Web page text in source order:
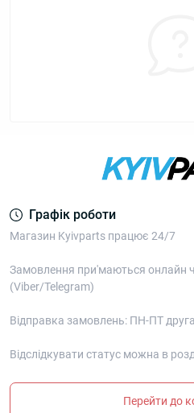
Графік роботи
Магазин Kyivparts працює 24/7
Замовлення при'маються онлайн
(Viber/Telegram)
Відправка замовлень: ПН-ПТ
Відслідкувати статус можна в
Перейти до